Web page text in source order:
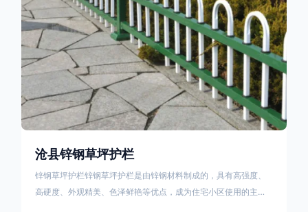
沧县锌钢草坪护栏
锌钢草坪护栏锌钢草坪护栏是由锌钢材料制成的，具有高强度、
高硬度、外观精美、色泽鲜艳等优点，成为住宅小区使用的主流